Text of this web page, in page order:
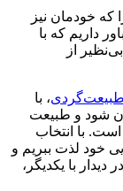
که خودمان نیز
داریم که با
از
طبیعت‌گردی، با
شود و طبیعت
با انتخاب
خود لذت ببریم و
با یکدیگر،